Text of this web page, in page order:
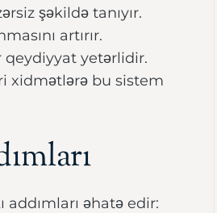
şəkildə tanıyır.
artırır.
qeydiyyat yetərlidir.
xidmətlərə bu sistem
əhatə edir: